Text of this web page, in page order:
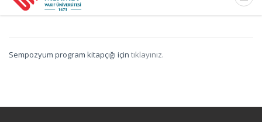
Sempozyum program kitapçığı için tıklayınız.